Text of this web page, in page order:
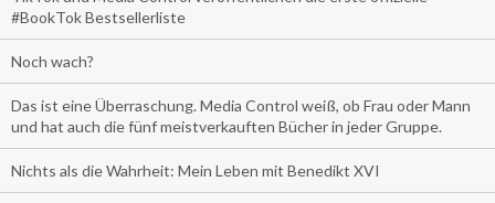
#BookTok Bestsellerliste
Noch wach?
Das ist eine Überraschung. Media Control weiß, ob Frau oder Mann
und hat auch die fünf meistverkauften Bücher in jeder Gruppe.
Nichts als die Wahrheit: Mein Leben mit Benedikt XVI